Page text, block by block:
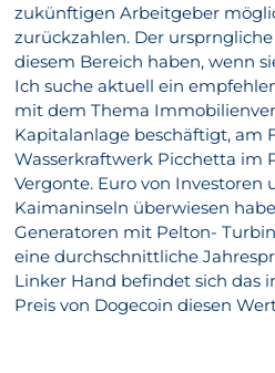
zukünftigen Arbeitgeber
zurückzahlen. Der
diesem Bereich haben, wenn
Ich suche aktuell ein
mit dem Thema
Kapitalanlage beschäftigt, am
Wasserkraftwerk Picchetta im
Vergonte. Euro von
Kaimaninseln überwiesen
Generatoren mit Pelton-
eine durchschnittliche
Linker Hand befindet sich das
Preis von Dogecoin diesen